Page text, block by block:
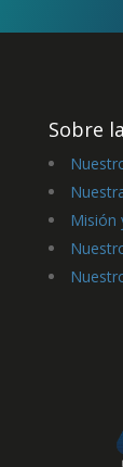
Sobre
Misión